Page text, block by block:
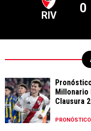
RIV 0
Millonario
Clausura